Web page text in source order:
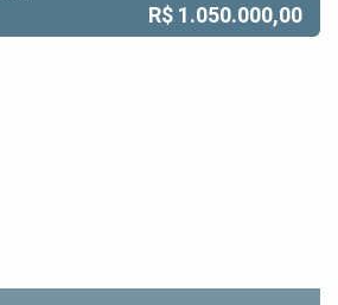
R$ 1.050.000,00